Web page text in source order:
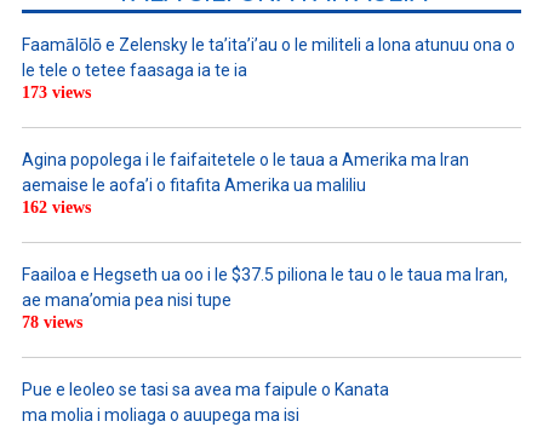
Faamālōlō e Zelensky le ta’ita’i’au o le militeli a lona atunuu ona o
le tele o tetee faasaga ia te ia
173 views
Agina popolega i le faifaitetele o le taua a Amerika ma Iran
aemaise le aofa’i o fitafita Amerika ua maliliu
162 views
Faailoa e Hegseth ua oo i le $37.5 piliona le tau o le taua ma Iran,
ae mana’omia pea nisi tupe
78 views
Pue e leoleo se tasi sa avea ma faipule o Kanata
ma molia i moliaga o auupega ma isi